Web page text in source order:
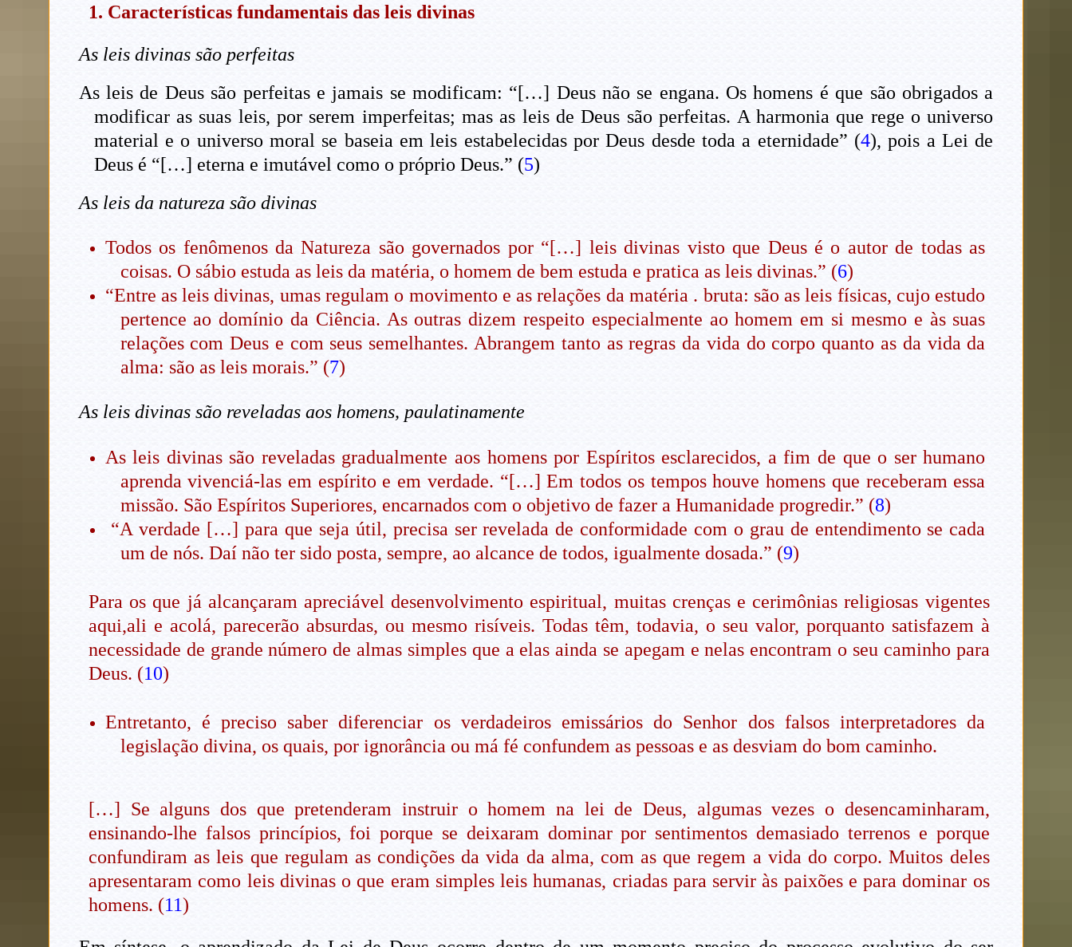
1. Características fundamentais das leis divinas
As leis divinas são perfeitas
As leis de Deus são perfeitas e jamais se modificam: “[…] Deus não se engana. Os homens é que são obrigados a
modificar as suas leis, por serem imperfeitas; mas as leis de Deus são perfeitas. A harmonia que rege o universo
material e o universo moral se baseia em leis estabelecidas por Deus desde toda a eternidade” (4), pois a Lei de
Deus é “[…] eterna e imutável como o próprio Deus.” (5)
As leis da natureza são divinas
Todos os fenômenos da Natureza são governados por “[…] leis divinas visto que Deus é o autor de todas as
coisas. O sábio estuda as leis da matéria, o homem de bem estuda e pratica as leis divinas.” (6)
“Entre as leis divinas, umas regulam o movimento e as relações da matéria . bruta: são as leis físicas, cujo estudo
pertence ao domínio da Ciência. As outras dizem respeito especialmente ao homem em si mesmo e às suas
relações com Deus e com seus semelhantes. Abrangem tanto as regras da vida do corpo quanto as da vida da
alma: são as leis morais.” (7)
As leis divinas são reveladas aos homens, paulatinamente
As leis divinas são reveladas gradualmente aos homens por Espíritos esclarecidos, a fim de que o ser humano
aprenda vivenciá-las em espírito e em verdade. “[…] Em todos os tempos houve homens que receberam essa
missão. São Espíritos Superiores, encarnados com o objetivo de fazer a Humanidade progredir.” (8)
“A verdade […] para que seja útil, precisa ser revelada de conformidade com o grau de entendimento se cada
um de nós. Daí não ter sido posta, sempre, ao alcance de todos, igualmente dosada.” (9)
Para os que já alcançaram apreciável desenvolvimento espiritual, muitas crenças e cerimônias religiosas vigentes
aqui,ali e acolá, parecerão absurdas, ou mesmo risíveis. Todas têm, todavia, o seu valor, porquanto satisfazem à
necessidade de grande número de almas simples que a elas ainda se apegam e nelas encontram o seu caminho para
Deus. (10)
Entretanto, é preciso saber diferenciar os verdadeiros emissários do Senhor dos falsos interpretadores da
legislação divina, os quais, por ignorância ou má fé confundem as pessoas e as desviam do bom caminho.
[…] Se alguns dos que pretenderam instruir o homem na lei de Deus, algumas vezes o desencaminharam,
ensinando-lhe falsos princípios, foi porque se deixaram dominar por sentimentos demasiado terrenos e porque
confundiram as leis que regulam as condições da vida da alma, com as que regem a vida do corpo. Muitos deles
apresentaram como leis divinas o que eram simples leis humanas, criadas para servir às paixões e para dominar os
homens. (11)